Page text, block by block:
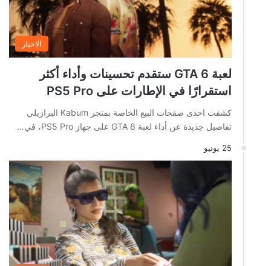
الاخبار
لعبة GTA 6 ستقدم تحسينات وأداء أكثر
استقرارًا في الإطارات على PS5 Pro
كشفت احدى صفحات البيع الخاصة بمتجر Kabum البرازيلي
تفاصيل جديدة عن أداء لعبة GTA 6 على جهاز PS5 Pro، في…
25 يونيو